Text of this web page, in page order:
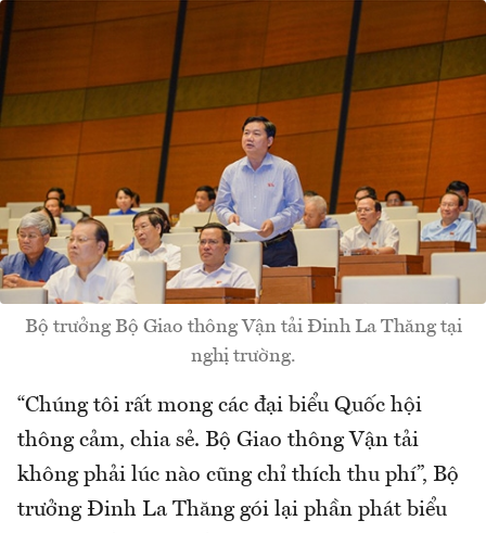
Bộ trưởng Bộ Giao thông Vận tải Đinh La Thăng tại
nghị trường.
“Chúng tôi rất mong các đại biểu Quốc hội
thông cảm, chia sẻ. Bộ Giao thông Vận tải
không phải lúc nào cũng chỉ thích thu phí”, Bộ
trưởng Đinh La Thăng gói lại phần phát biểu